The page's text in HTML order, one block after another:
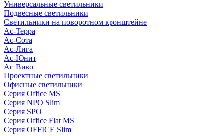
Универсальные светильники
Подвесные светильники
Светильники на поворотном кронштейне
Ас-Терра
Ас-Сота
Ас-Лига
Ас-Юнит
Ас-Вико
Проектные светильники
Офисные светильники
Серия Office MS
Серия NPO Slim
Серия SPO
Серия Office Flat MS
Серия OFFICE Slim